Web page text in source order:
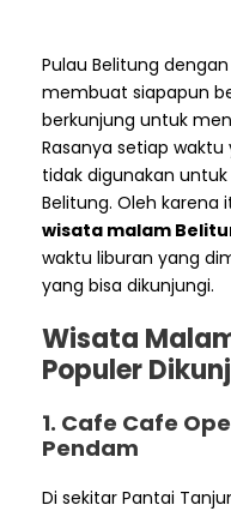
Pulau Belitung
membuat siapapun
berkunjung untuk
Rasanya setiap waktu
tidak digunakan
Belitung. Oleh
wisata malam
waktu liburan yang
yang bisa dikunjungi.
Wisata
Populer
1. Cafe Cafe
Pendam
Di sekitar Pantai